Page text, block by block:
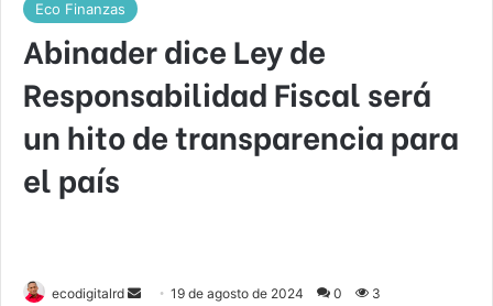
Eco Finanzas
Abinader dice Ley de
Responsabilidad Fiscal será
un hito de transparencia para
el país
ecodigitalrd
Send19 de agosto de 2024 0 3